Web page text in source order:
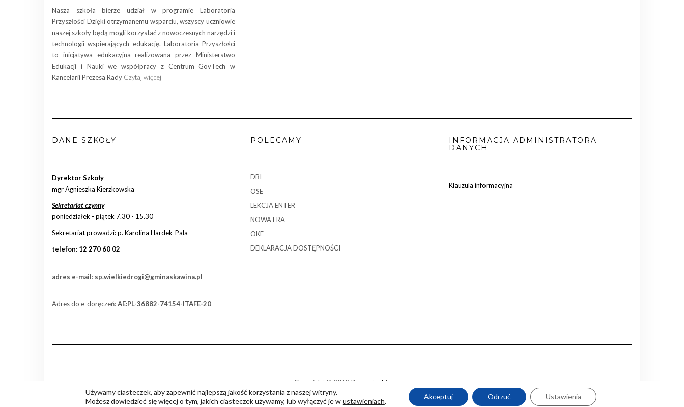
Nasza szkoła bierze udział w programie Laboratoria
Przyszłości Dzięki otrzymanemu wsparciu, wszyscy uczniowie
naszej szkoły będą mogli korzystać z nowoczesnych narzędzi i
technologii wspierających edukację. Laboratoria Przyszłości
to inicjatywa edukacyjna realizowana przez Ministerstwo
Edukacji i Nauki we współpracy z Centrum GovTech w
Kancelarii Prezesa Rady Czytaj więcej
DANE SZKOŁY
Dyrektor Szkoły
mgr Agnieszka Kierzkowska
Sekretariat czynny
poniedziałek - piątek 7.30 - 15.30
Sekretariat prowadzi: p. Karolina Hardek-Pala
telefon: 12 270 60 02
adres e-mail: sp.wielkiedrogi@gminaskawina.pl
Adres do e-doręczeń:AE:PL-36882-74154-ITAFE-20
POLECAMY
DBI
OSE
LEKCJA ENTER
NOWA ERA
OKE
DEKLARACJA DOSTĘPNOŚCI
INFORMACJA ADMINISTRATORA
DANYCH
Klauzula informacyjna
Copyright © 2018Promotor.biz
Kaleby LyraThemes.com.
Używamy ciasteczek, aby zapewnić najlepszą jakość korzystania z naszej witryny.
Możesz dowiedzieć się więcej o tym, jakich ciasteczek używamy, lub wyłączyć je wustawieniach.
Akceptuj Odrzuć Ustawienia